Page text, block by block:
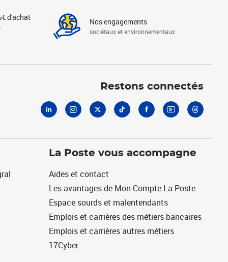
d'achat Nos engagements
sociétaux et environnementaux
Restons connectés
La Poste vous accompagne
Aides et contact
Les avantages de Mon Compte La Poste
Espace sourds et malentendants
Emplois et carrières des métiers bancaires
Emplois et carrières autres métiers
17Cyber